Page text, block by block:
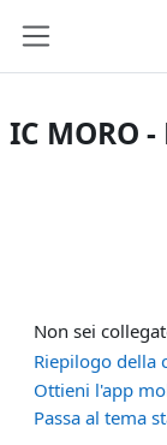
IC MORO
Non sei
Riepilogo della
Ottieni l'app
Passa al tema